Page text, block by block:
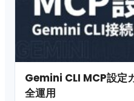
Gemini CLI MCP設定
全運用